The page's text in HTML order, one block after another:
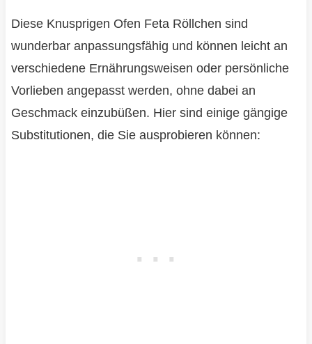
Diese Knusprigen Ofen Feta Röllchen sind
wunderbar anpassungsfähig und können leicht an
verschiedene Ernährungsweisen oder persönliche
Vorlieben angepasst werden, ohne dabei an
Geschmack einzubüßen. Hier sind einige gängige
Substitutionen, die Sie ausprobieren können: